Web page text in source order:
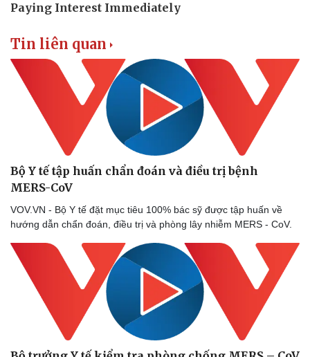
Tin liên quan
Bộ Y tế tập huấn chẩn đoán và điều trị bệnh
MERS-CoV
VOV.VN - Bộ Y tế đặt mục tiêu 100% bác sỹ được tập huấn về
hướng dẫn chẩn đoán, điều trị và phòng lây nhiễm MERS - CoV.